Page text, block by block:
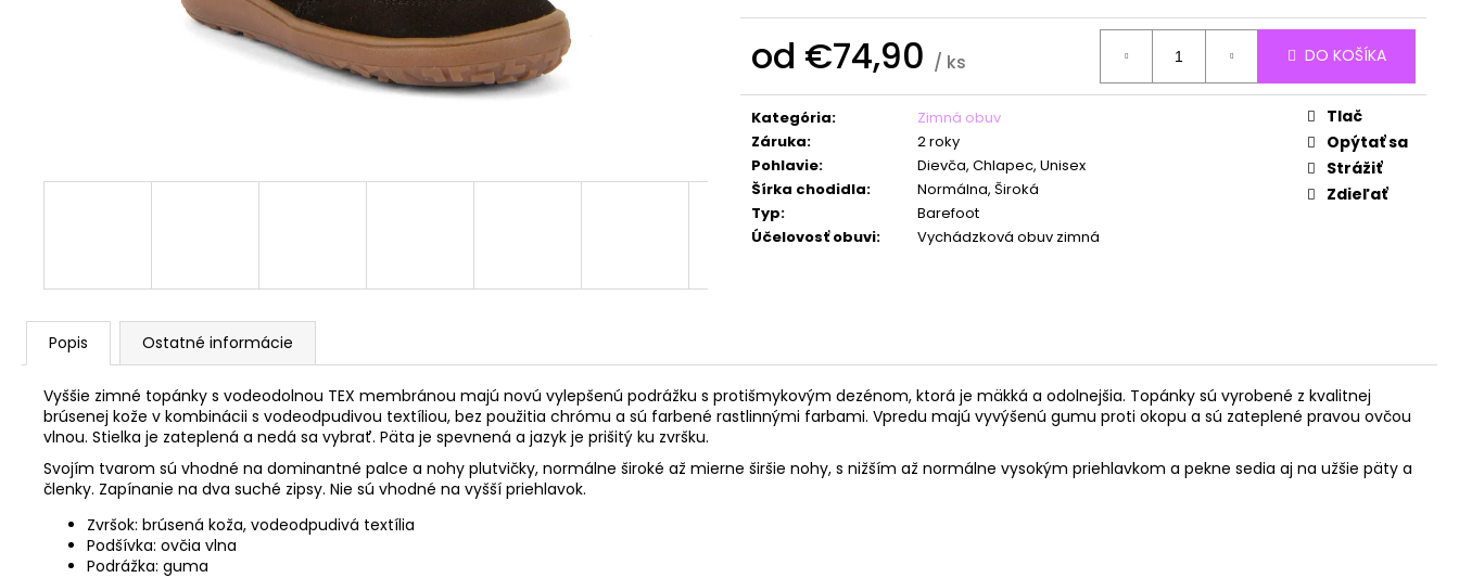
od €74,90 / ks
cena:
DO KOŠÍKA
Kategória:
Zimná obuv
Záruka:
2 roky
Pohlavie:
Dievča, Chlapec, Unisex
Šírka chodidla:
Normálna, Široká
Typ:
Barefoot
Účelovosť obuvi: Vychádzková obuv zimná
Tlač
Opýtať sa
Strážiť
Zdieľať
Popis Ostatné informácie
Vyššie zimné topánky s vodeodolnou TEX membránou majú novú vylepšenú podrážku s protišmykovým dezénom, ktorá je mäkká a odolnejšia. Topánky sú vyrobené z kvalitnej
brúsenej kože v kombinácii s vodeodpudivou textíliou, bez použitia chrómu a sú farbené rastlinnými farbami. Vpredu majú vyvýšenú gumu proti okopu a sú zateplené pravou ovčou
vlnou. Stielka je zateplená a nedá sa vybrať. Päta je spevnená a jazyk je prišitý ku zvršku.
Svojím tvarom sú vhodné na dominantné palce a nohy plutvičky, normálne široké až mierne širšie nohy, s nižším až normálne vysokým priehlavkom a pekne sedia aj na užšie päty a
členky. Zapínanie na dva suché zipsy. Nie sú vhodné na vyšší priehlavok.
Zvršok: brúsená koža, vodeodpudivá textília
Podšívka: ovčia vlna
Podrážka: guma